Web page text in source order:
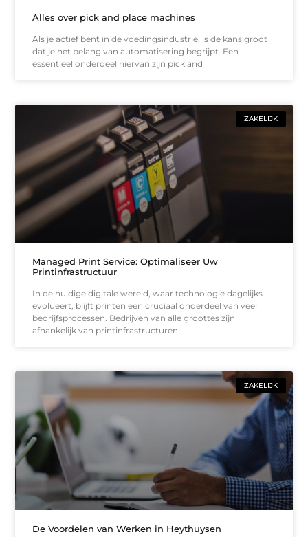
Alles over pick and place machines
Als je actief bent in de voedingsindustrie, is de kans groot
dat je het belang van automatisering begrijpt. Een
essentieel onderdeel hiervan zijn pick and
ZAKELIJK
Managed Print Service: Optimaliseer Uw
Printinfrastructuur
In de huidige digitale wereld, waar technologie dagelijks
evolueert, blijft printen een cruciaal onderdeel van veel
bedrijfsprocessen. Bedrijven van alle groottes zijn
afhankelijk van printinfrastructuren
ZAKELIJK
De Voordelen van Werken in Heythuysen